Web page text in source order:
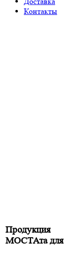
Контакты
Продукция
МОСТАта для